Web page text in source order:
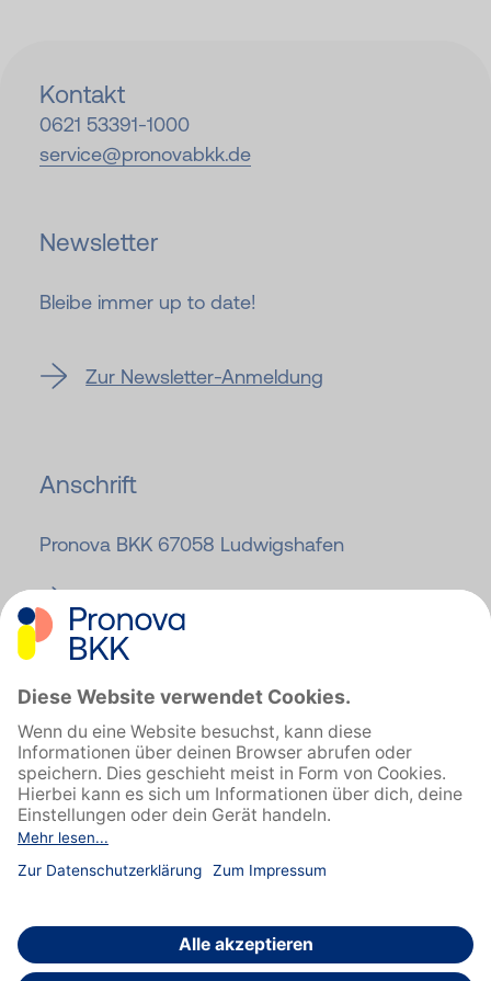
Kontakt
0621 53391-1000
service@pronovabkk.de
Newsletter
Bleibe immer up to date!
Zur Newsletter-Anmeldung
Anschrift
Pronova BKK 67058 Ludwigshafen
Impressum
Datenschutz
Barrierefreiheit
Cookie-Einstellungen